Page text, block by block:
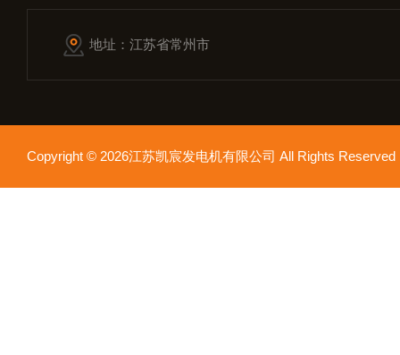
地址：江苏省常州市
Copyright © 2026江苏凯宸发电机有限公司 All Rights